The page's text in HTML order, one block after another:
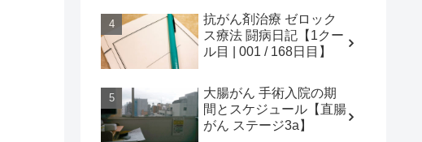
抗がん剤治療 ゼロック
ス療法 闘病日記【1クー
ル目 | 001 / 168日目】
大腸がん 手術入院の期
間とスケジュール【直腸
がん ステージ3a】